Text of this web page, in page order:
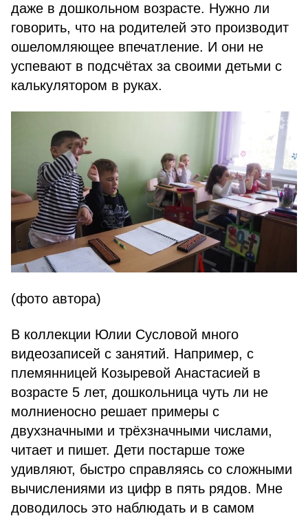
даже в дошкольном возрасте. Нужно ли
говорить, что на родителей это производит
ошеломляющее впечатление. И они не
успевают в подсчётах за своими детьми с
калькулятором в руках.
(фото автора)
В коллекции Юлии Сусловой много
видеозаписей с занятий. Например, с
племянницей Козыревой Анастасией в
возрасте 5 лет, дошкольница чуть ли не
молниеносно решает примеры с
двухзначными и трёхзначными числами,
читает и пишет. Дети постарше тоже
удивляют, быстро справляясь со сложными
вычислениями из цифр в пять рядов. Мне
доводилось это наблюдать и в самом